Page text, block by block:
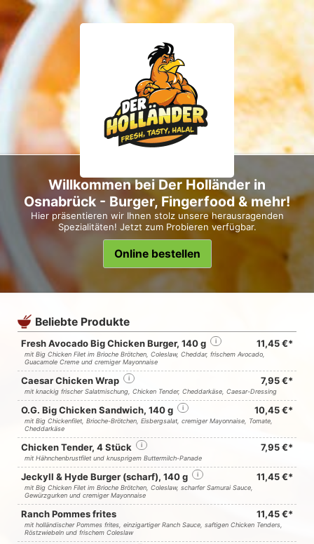
Willkommen bei Der Holländer in
Osnabrück - Burger, Fingerfood & mehr!
Hier präsentieren wir Ihnen stolz unsere herausragenden
Spezialitäten! Jetzt zum Probieren verfügbar.
Online bestellen
Beliebte Produkte
Fresh Avocado Big Chicken Burger, 140 g i 11,45 €*
mit Big Chicken Filet im Brioche Brötchen, Coleslaw, Cheddar, frischem Avocado,
Guacamole Creme und cremiger Mayonnaise
Caesar Chicken Wrap i 7,95 €*
mit knackig frischer Salatmischung, Chicken Tender, Cheddarkäse, Caesar-Dressing
O.G. Big Chicken Sandwich, 140 g i 10,45 €*
mit Big Chickenfilet, Brioche-Brötchen, Eisbergsalat, cremiger Mayonnaise, Tomate,
Cheddarkäse
Chicken Tender, 4 Stück i 7,95 €*
mit Hähnchenbrustfilet und knusprigem Buttermilch-Panade
Jeckyll & Hyde Burger (scharf), 140 g i 11,45 €*
mit Big Chicken Filet im Brioche Brötchen, Coleslaw, scharfer Samurai Sauce,
Gewürzgurken und cremiger Mayonnaise
Ranch Pommes frites 11,45 €*
mit holländischer Pommes frites, einzigartiger Ranch Sauce, saftigen Chicken Tenders,
Röstzwiebeln und frischem Coleslaw